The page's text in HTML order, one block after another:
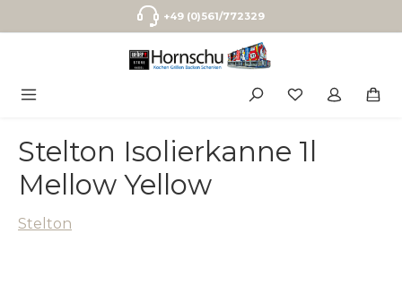
Zum Hauptinhalt springen+49 (0)561/772329
Stelton Isolierkanne 1l
Mellow Yellow
Stelton